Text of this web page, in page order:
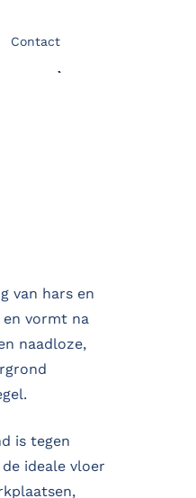
Contact
van hars en
en vormt na
naadloze,
is tegen
ideale vloer